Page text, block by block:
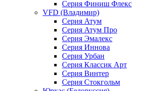
Серия Финиш Флекс
VFD (Владимир)
Серия Атум
Серия Атум Про
Серия Эмалекс
Серия Иннова
Серия Урбан
Серия Классик Арт
Серия Винтер
Серия Стокгольм